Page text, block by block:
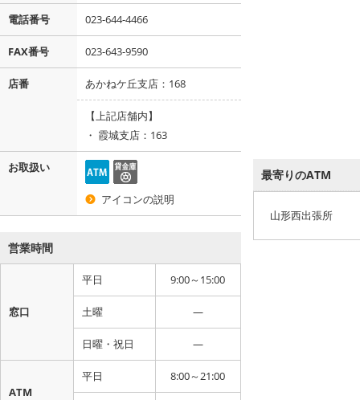
電話番号 023-644-4466
FAX番号 023-643-9590
店番 あかねケ丘支店：168
【上記店舗内】
・ 霞城支店：163
お取扱い
アイコンの説明
営業時間
窓口
平日 9:00～15:00
土曜 ―
日曜・祝日 ―
ATM
平日 8:00～21:00
最寄りのATM
山形西出張所